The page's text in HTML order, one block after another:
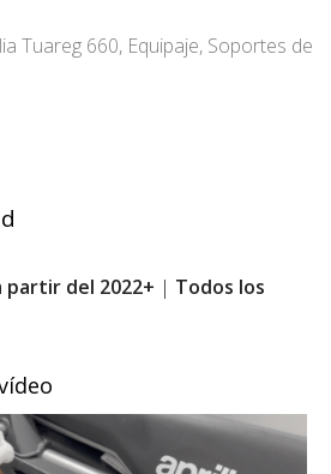
Tuareg 660, Equipaje, Soportes de
partir del 2022+ | Todos los